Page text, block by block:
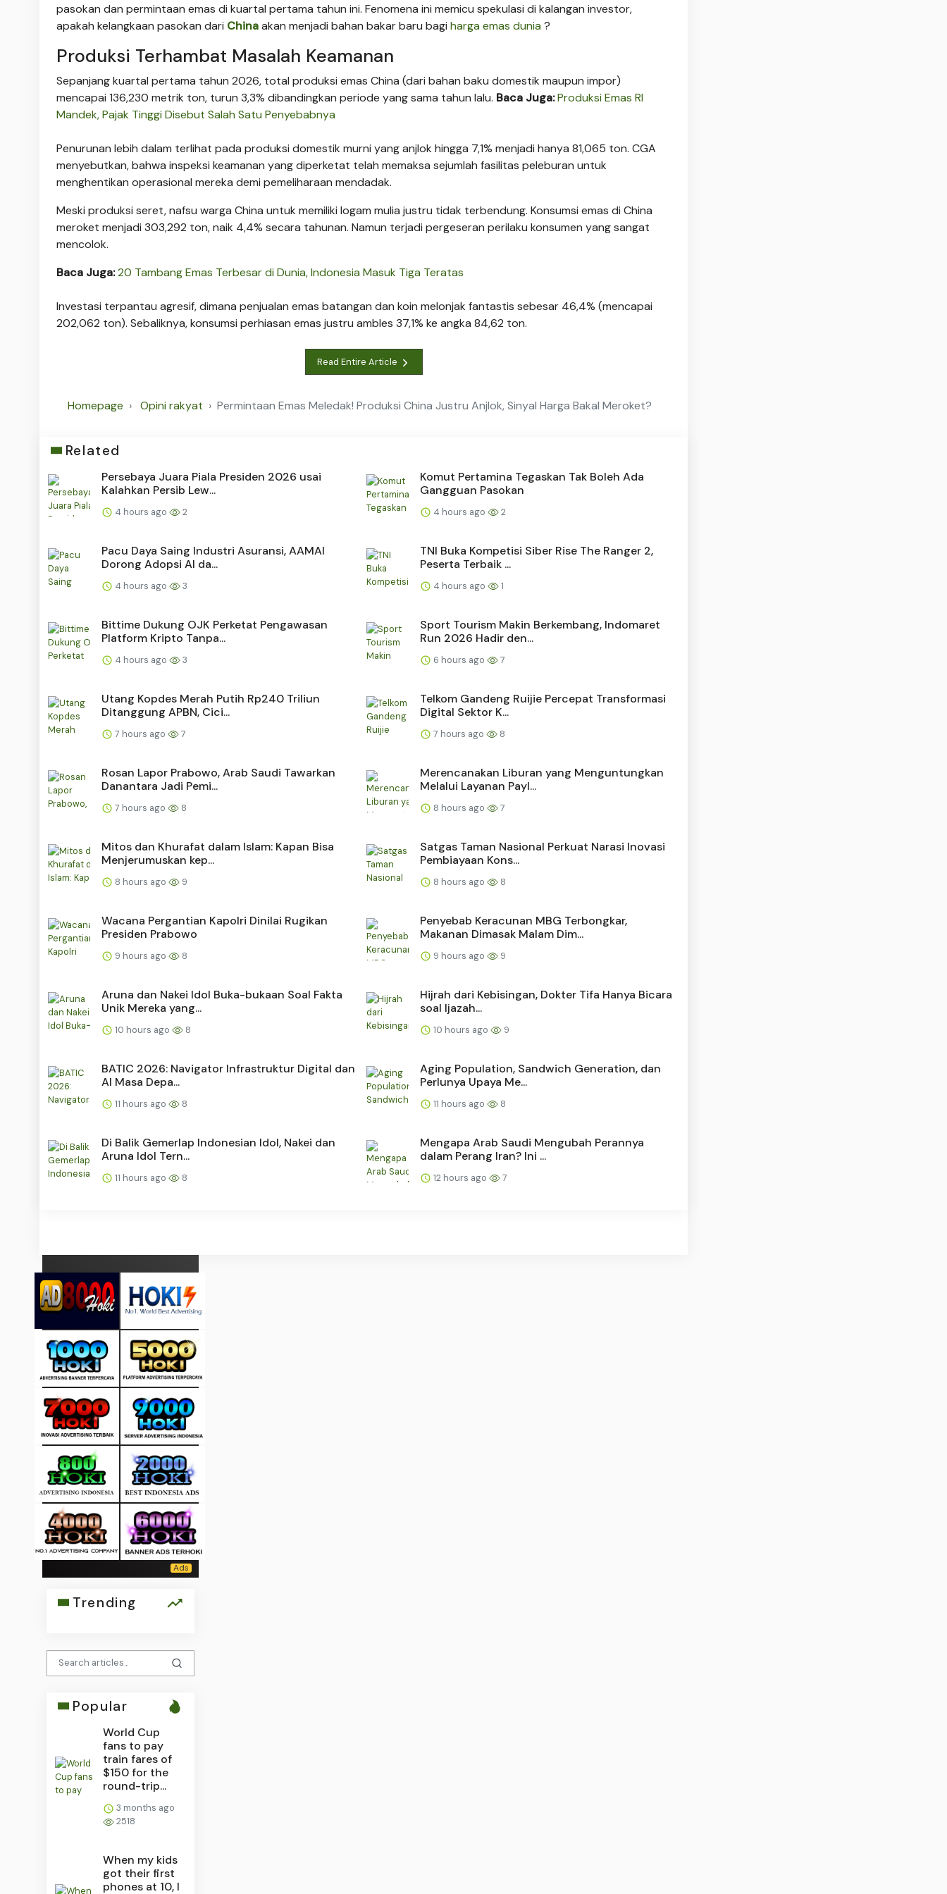
pasokan dan permintaan emas di kuartal pertama tahun ini. Fenomena ini memicu spekulasi di kalangan investor,
apakah kelangkaan pasokan dari Chinaakan menjadi bahan bakar baru bagi harga emas dunia ?
Produksi Terhambat Masalah Keamanan
Sepanjang kuartal pertama tahun 2026, total produksi emas China (dari bahan baku domestik maupun impor)
mencapai 136,230 metrik ton, turun 3,3% dibandingkan periode yang sama tahun lalu. Baca Juga:Produksi Emas RI
Mandek, Pajak Tinggi Disebut Salah Satu Penyebabnya
Penurunan lebih dalam terlihat pada produksi domestik murni yang anjlok hingga 7,1% menjadi hanya 81,065 ton. CGA
menyebutkan, bahwa inspeksi keamanan yang diperketat telah memaksa sejumlah fasilitas peleburan untuk
menghentikan operasional mereka demi pemeliharaan mendadak.
Meski produksi seret, nafsu warga China untuk memiliki logam mulia justru tidak terbendung. Konsumsi emas di China
meroket menjadi 303,292 ton, naik 4,4% secara tahunan. Namun terjadi pergeseran perilaku konsumen yang sangat
mencolok.
Baca Juga:20 Tambang Emas Terbesar di Dunia, Indonesia Masuk Tiga Teratas
Investasi terpantau agresif, dimana penjualan emas batangan dan koin melonjak fantastis sebesar 46,4% (mencapai
202,062 ton). Sebaliknya, konsumsi perhiasan emas justru ambles 37,1% ke angka 84,62 ton.
Read Entire Article
Homepage Opini rakyat Permintaan Emas Meledak! Produksi China Justru Anjlok, Sinyal Harga Bakal Meroket?
Related
Persebaya Juara Piala Presiden 2026 usai
Kalahkan Persib Lew...
4 hours ago 2
Komut Pertamina Tegaskan Tak Boleh Ada
Gangguan Pasokan
4 hours ago 2
Pacu Daya Saing Industri Asuransi, AAMAI
Dorong Adopsi AI da...
4 hours ago 3
TNI Buka Kompetisi Siber Rise The Ranger 2,
Peserta Terbaik ...
4 hours ago 1
Bittime Dukung OJK Perketat Pengawasan
Platform Kripto Tanpa...
4 hours ago 3
Sport Tourism Makin Berkembang, Indomaret
Run 2026 Hadir den...
6 hours ago 7
Utang Kopdes Merah Putih Rp240 Triliun
Ditanggung APBN, Cici...
7 hours ago 7
Telkom Gandeng Ruijie Percepat Transformasi
Digital Sektor K...
7 hours ago 8
Rosan Lapor Prabowo, Arab Saudi Tawarkan
Danantara Jadi Pemi...
7 hours ago 8
Merencanakan Liburan yang Menguntungkan
Melalui Layanan Payl...
8 hours ago 7
Mitos dan Khurafat dalam Islam: Kapan Bisa
Menjerumuskan kep...
8 hours ago 9
Satgas Taman Nasional Perkuat Narasi Inovasi
Pembiayaan Kons...
8 hours ago 8
Wacana Pergantian Kapolri Dinilai Rugikan
Presiden Prabowo
9 hours ago 8
Penyebab Keracunan MBG Terbongkar,
Makanan Dimasak Malam Dim...
9 hours ago 9
Aruna dan Nakei Idol Buka-bukaan Soal Fakta
Unik Mereka yang...
10 hours ago 8
Hijrah dari Kebisingan, Dokter Tifa Hanya Bicara
soal Ijazah...
10 hours ago 9
BATIC 2026: Navigator Infrastruktur Digital dan
AI Masa Depa...
11 hours ago 8
Aging Population, Sandwich Generation, dan
Perlunya Upaya Me...
11 hours ago 8
Di Balik Gemerlap Indonesian Idol, Nakei dan
Aruna Idol Tern...
11 hours ago 8
Mengapa Arab Saudi Mengubah Perannya
dalam Perang Iran? Ini ...
12 hours ago 7
Trending
Popular
World Cup
fans to pay
train fares of
$150 for the
round-trip...
3 months ago
2518
When my kids
got their first
phones at 10, I